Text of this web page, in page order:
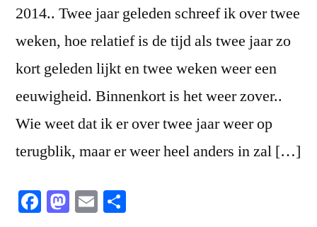
2014.. Twee jaar geleden schreef ik over twee
weken, hoe relatief is de tijd als twee jaar zo
kort geleden lijkt en twee weken weer een
eeuwigheid. Binnenkort is het weer zover..
Wie weet dat ik er over twee jaar weer op
terugblik, maar er weer heel anders in zal […]
Facebook
Mastodon
Email